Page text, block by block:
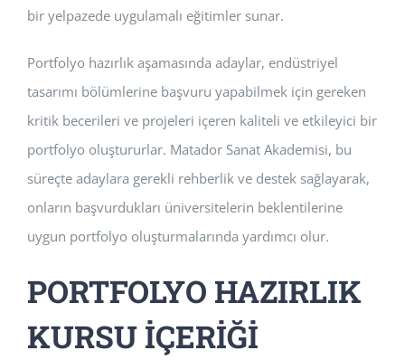
bir yelpazede uygulamalı eğitimler sunar.
Portfolyo hazırlık aşamasında adaylar, endüstriyel
tasarımı bölümlerine başvuru yapabilmek için gereken
kritik becerileri ve projeleri içeren kaliteli ve etkileyici bir
portfolyo oluştururlar. Matador Sanat Akademisi, bu
süreçte adaylara gerekli rehberlik ve destek sağlayarak,
onların başvurdukları üniversitelerin beklentilerine
uygun portfolyo oluşturmalarında yardımcı olur.
PORTFOLYO HAZIRLIK
KURSU İÇERİĞİ